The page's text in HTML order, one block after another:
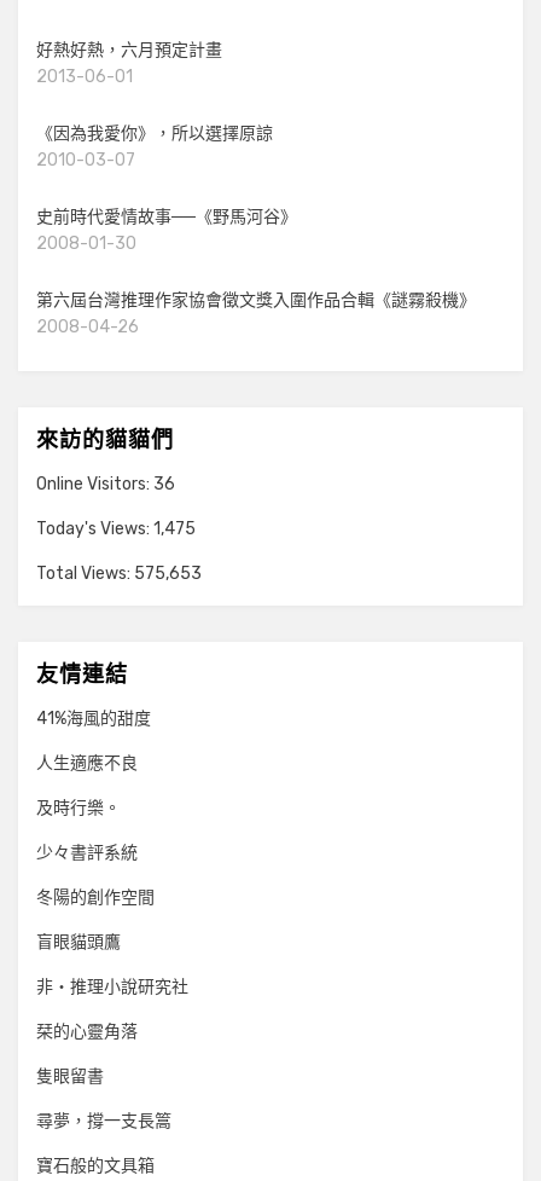
好熱好熱，六月預定計畫
2013-06-01
《因為我愛你》，所以選擇原諒
2010-03-07
史前時代愛情故事──《野馬河谷》
2008-01-30
第六屆台灣推理作家協會徵文獎入圍作品合輯《謎霧殺機》
2008-04-26
來訪的貓貓們
Online Visitors: 36
Today's Views: 1,475
Total Views: 575,653
友情連結
41%海風的甜度
人生適應不良
及時行樂。
少々書評系統
冬陽的創作空間
盲眼貓頭鷹
非‧推理小說研究社
栞的心靈角落
隻眼留書
尋夢，撐一支長篙
寶石般的文具箱